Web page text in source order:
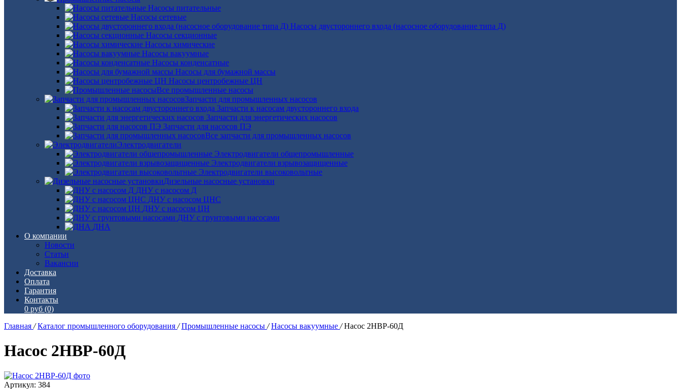
Насосы питательные
Насосы сетевые
Насосы двустороннего входа (насосное оборудование типа Д)
Насосы секционные
Насосы химические
Насосы вакуумные
Насосы конденсатные
Насосы для бумажной массы
Насосы центробежные ЦН
Все промышленные насосы
Запчасти для промышленных насосов
Запчасти к насосам двустороннего входа
Запчасти для энергетических насосов
Запчасти для насосов ПЭ
Все запчасти для промышленных насосов
Электродвигатели
Электродвигатели общепромышленные
Электродвигатели взрывозащищенные
Электродвигатели высоковольтные
Дизельные насосные установки
ДНУ с насосом Д
ДНУ с насосом ЦНС
ДНУ с насосом ЦН
ДНУ с грунтовыми насосами
ДНА
О компании
Новости
Статьи
Вакансии
Доставка
Оплата
Гарантия
Контакты
0 руб (0)
Главная / Каталог промышленного оборудования / Промышленные насосы / Насосы вакуумные / Насос 2НВР-60Д
Насос 2НВР-60Д
Артикул: 384